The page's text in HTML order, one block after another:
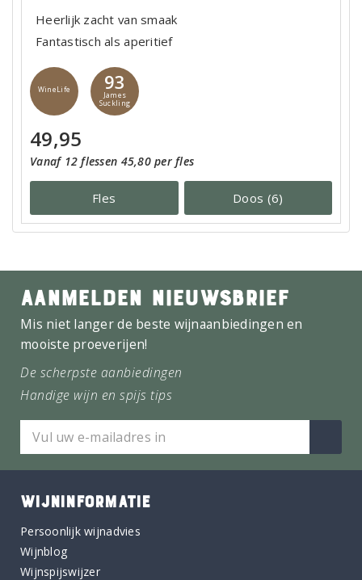
Heerlijk zacht van smaak
Fantastisch als aperitief
WineLife 93
James
Suckling
49,95
Vanaf 12 flessen 45,80 per fles
Fles Doos (6)
AANMELDEN NIEUWSBRIEF
Mis niet langer de beste wijnaanbiedingen en
mooiste proeverijen!
De scherpste aanbiedingen
Handige wijn en spijs tips
WIJNINFORMATIE
Persoonlijk wijnadvies
Wijnblog
Wijnspijswijzer